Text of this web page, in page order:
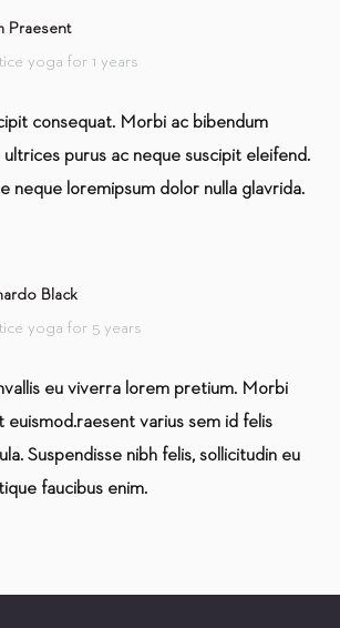
Praesent
yoga for 1 years
consequat. Morbi ac bibendum
purus ac neque suscipit eleifend.
neque loremipsum dolor nulla glavrida.
Black
yoga for 5 years
eu viverra lorem pretium. Morbi
euismod.raesent varius sem id felis
Suspendisse nibh felis, sollicitudin eu
faucibus enim.